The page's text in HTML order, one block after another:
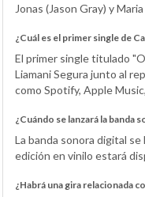
Jonas (Jason Gray) y
¿Cuál es el primer single de
El primer single titulado
Liamani Segura junto al
como Spotify, Apple
¿Cuándo se lanzará la banda
La banda sonora digital
edición en vinilo estará
¿Habrá una gira relacionada